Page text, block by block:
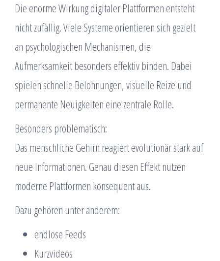
Die enorme Wirkung digitaler Plattformen entsteht
nicht zufällig. Viele Systeme orientieren sich gezielt
an psychologischen Mechanismen, die
Aufmerksamkeit besonders effektiv binden. Dabei
spielen schnelle Belohnungen, visuelle Reize und
permanente Neuigkeiten eine zentrale Rolle.
Besonders problematisch:
Das menschliche Gehirn reagiert evolutionär stark auf
neue Informationen. Genau diesen Effekt nutzen
moderne Plattformen konsequent aus.
Dazu gehören unter anderem:
endlose Feeds
Kurzvideos